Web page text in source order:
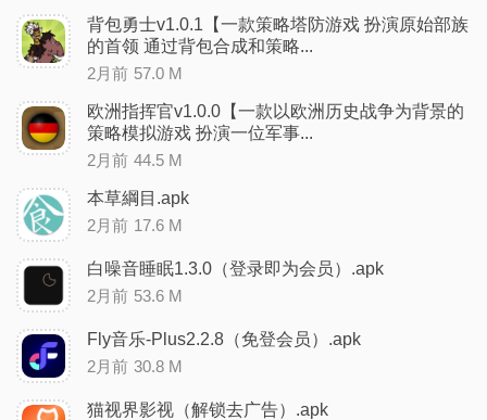
背包勇士v1.0.1【一款策略塔防游戏 扮演原始部族
的首领 通过背包合成和策略...
2月前 57.0 M
欧洲指挥官v1.0.0【一款以欧洲历史战争为背景的
策略模拟游戏 扮演一位军事...
2月前 44.5 M
本草綱目.apk
2月前 17.6 M
白噪音睡眠1.3.0（登录即为会员）.apk
2月前 53.6 M
Fly音乐-Plus2.2.8（免登会员）.apk
2月前 30.8 M
猫视界影视（解锁去广告）.apk